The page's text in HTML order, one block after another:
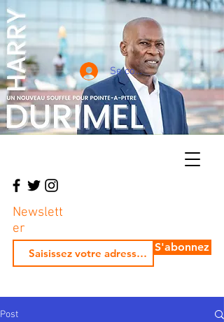
Se connecter
Newslett
er
S'abonnez
Post